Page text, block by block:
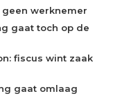
werknemer
gaat toch op de
fiscus wint zaak
gaat omlaag